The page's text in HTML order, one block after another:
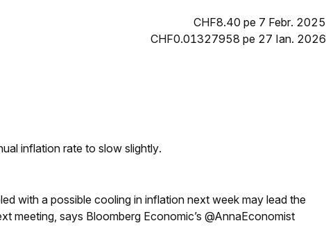
CHF8.40 pe 7 Febr. 2025
CHF0.01327958 pe 27 Ian. 2026
inflation rate to slow slightly.
with a possible cooling in inflation next week may lead the
meeting, says Bloomberg Economic’s @AnnaEconomist